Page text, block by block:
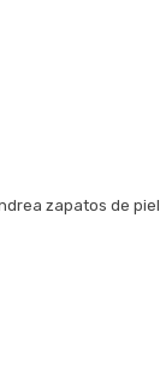
zapatos de piel